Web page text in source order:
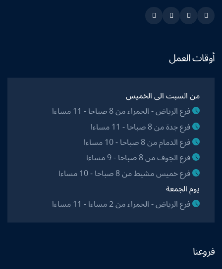
Snapchat
Twitter
Linkedin
Instagram
أوقات العمل
من السبت الى الخميس
فرع الرياض - الحمراء من 8 صباحا - 11 مساءا
فرع جدة من 8 صباحا - 11 مساءا
فرع الدمام من 8 صباحا - 10 مساءا
فرع الجوف من 8 صباحا - 9 مساءا
فرع خميس مشيط من 8 صباحا - 10 مساءا
يوم الجمعة
فرع الرياض - الحمراء من 2 مساءا - 11 مساءا
فروعنا